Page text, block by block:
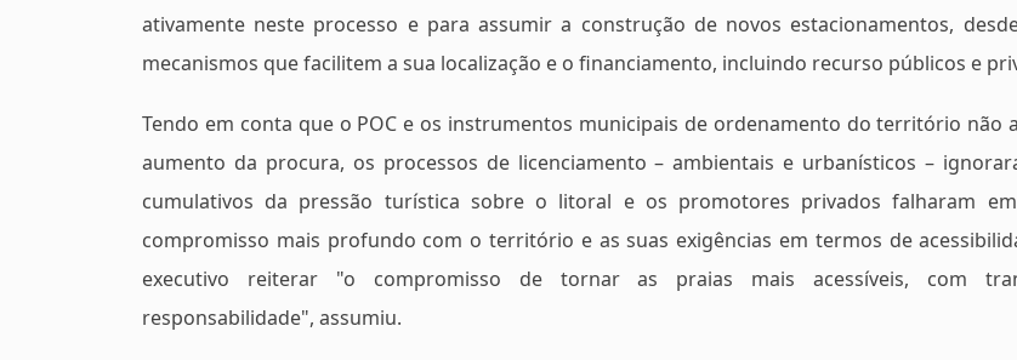
ativamente neste processo e para assumir a construção de novos estacionamentos,
mecanismos que facilitem a sua localização e o financiamento, incluindo recurso públicos e
Tendo em conta que o POC e os instrumentos municipais de ordenamento do território não
aumento da procura, os processos de licenciamento – ambientais e urbanísticos –
cumulativos da pressão turística sobre o litoral e os promotores privados falharam
compromisso mais profundo com o território e as suas exigências em termos de
executivo reiterar "o compromisso de tornar as praias mais acessíveis, com
responsabilidade", assumiu.